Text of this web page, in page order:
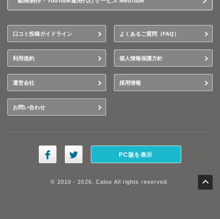
口コミ投稿ガイドライン よくあるご質問（FAQ）
利用規約 個人情報保護方針
運営会社 採用情報
お問い合わせ
PC版を表示
© 2010 - 2026, Caloo All rights reserved.